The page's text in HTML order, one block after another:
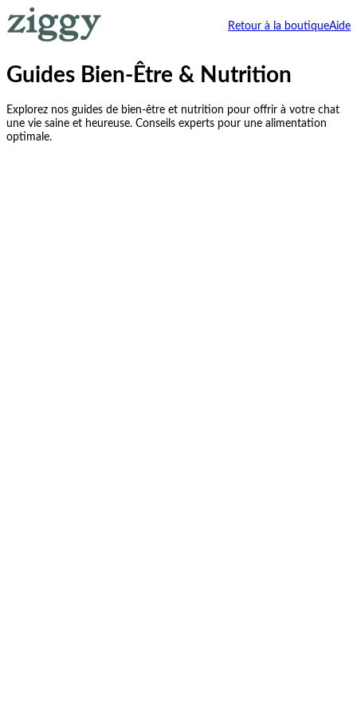
Retour à la boutiqueAide
Guides Bien-Être & Nutrition
Explorez nos guides de bien-être et nutrition pour offrir à votre chat
une vie saine et heureuse. Conseils experts pour une alimentation
optimale.